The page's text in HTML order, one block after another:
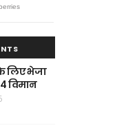
लिए भेजा
विमान